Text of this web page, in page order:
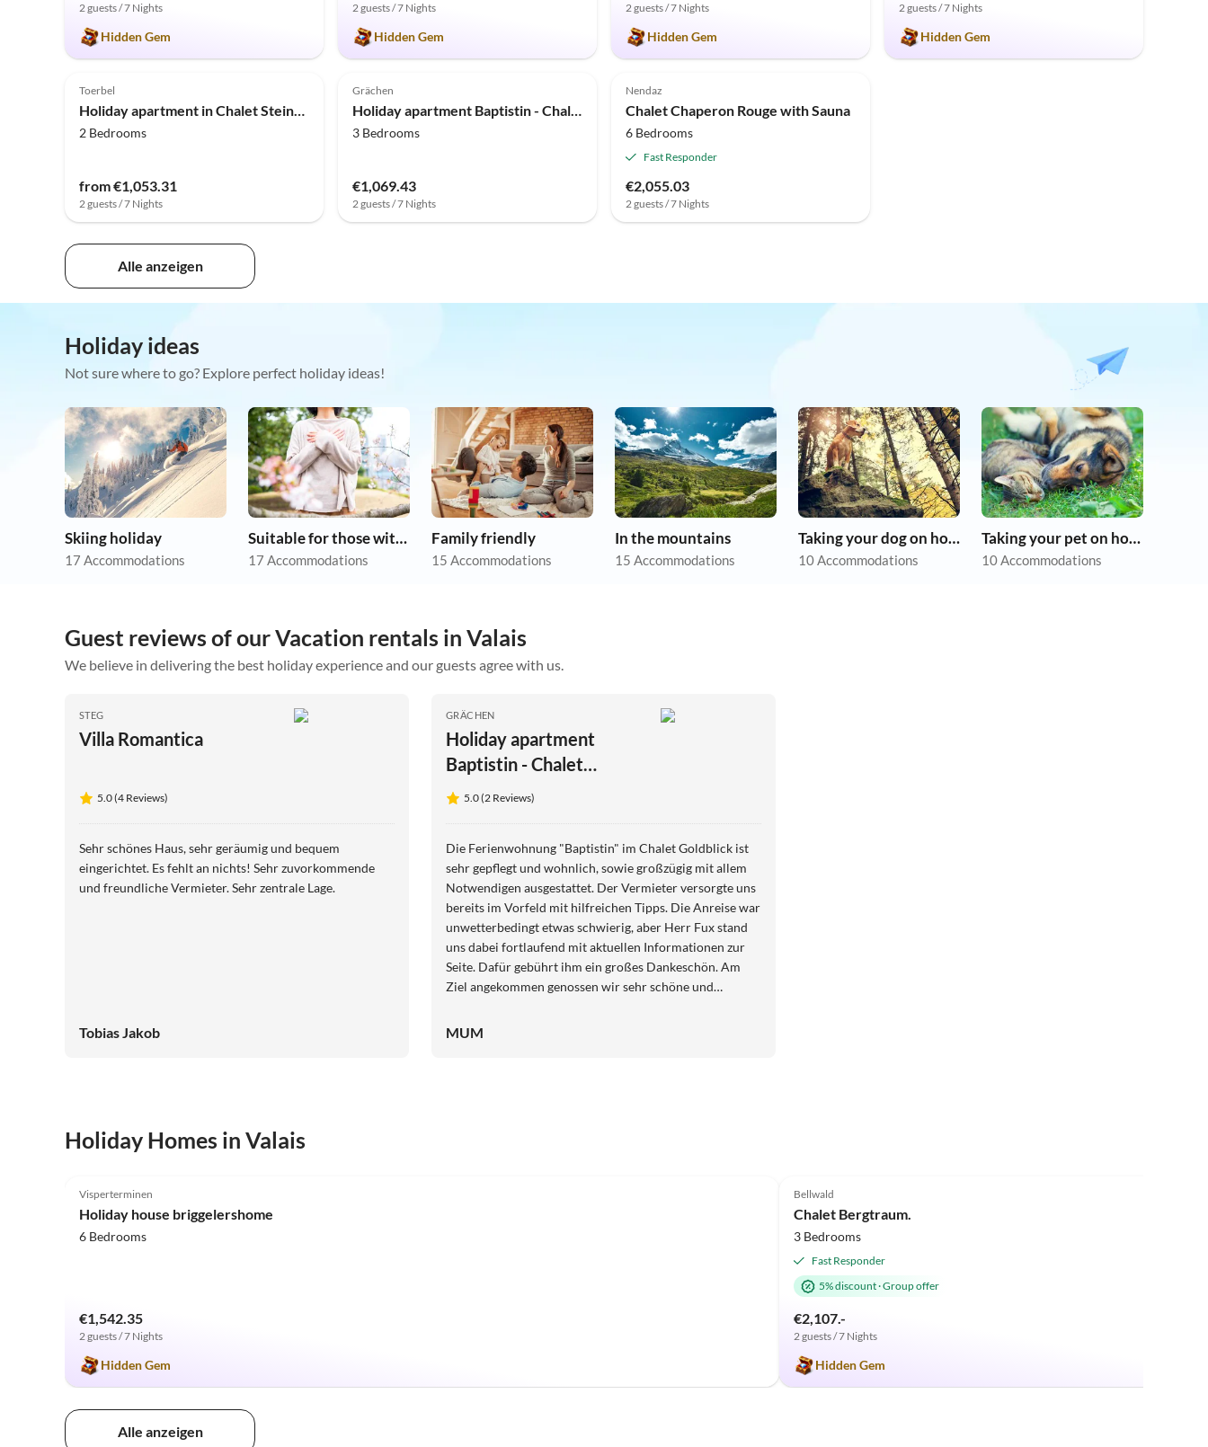
2 guests / 7 Nights
Hidden Gem
2 guests / 7 Nights
Hidden Gem
2 guests / 7 Nights
Hidden Gem
2 guests / 7 Nights
Hidden Gem
5.0 (3)
Toerbel
Holiday apartment in Chalet Steinmaetje - Erholung inbegriffen
2 Bedrooms
from €1,053.31
2 guests / 7 Nights
5.0 (2)
Grächen
Holiday apartment Baptistin - Chalet Goldblick - Grächen VS
3 Bedrooms
€1,069.43
2 guests / 7 Nights
Nendaz
Chalet Chaperon Rouge with Sauna
6 Bedrooms
Fast Responder
€2,055.03
2 guests / 7 Nights
Alle anzeigen
Holiday ideas
Not sure where to go? Explore perfect holiday ideas!
Skiing holiday
17 Accommodations
Suitable for those with allergies
17 Accommodations
Family friendly
15 Accommodations
In the mountains
15 Accommodations
Taking your dog on holiday
10 Accommodations
Taking your pet on holiday
10 Accommodations
Guest reviews of our Vacation rentals in Valais
We believe in delivering the best holiday experience and our guests agree with us.
STEG
Villa Romantica
5.0 (4 Reviews)
Sehr schönes Haus, sehr geräumig und bequem
eingerichtet. Es fehlt an nichts! Sehr zuvorkommende
und freundliche Vermieter. Sehr zentrale Lage.
Tobias Jakob
GRÄCHEN
Holiday apartment
Baptistin - Chalet
Goldblick - Grächen VS
5.0 (2 Reviews)
Die Ferienwohnung "Baptistin" im Chalet Goldblick ist
sehr gepflegt und wohnlich, sowie großzügig mit allem
Notwendigen ausgestattet. Der Vermieter versorgte uns
bereits im Vorfeld mit hilfreichen Tipps. Die Anreise war
unwetterbedingt etwas schwierig, aber Herr Fux stand
uns dabei fortlaufend mit aktuellen Informationen zur
Seite. Dafür gebührt ihm ein großes Dankeschön. Am
Ziel angekommen genossen wir sehr schöne und
Schweiz inmitten eines eindrucksvollen Bergpanoramas.
MUM
Holiday Homes in Valais
Visperterminen
Holiday house briggelershome
6 Bedrooms
€1,542.35
2 guests / 7 Nights
Hidden Gem
Bellwald
Chalet Bergtraum.
3 Bedrooms
Fast Responder
5% discount·Group offer
€2,107.-
2 guests / 7 Nights
Hidden Gem
Alle anzeigen